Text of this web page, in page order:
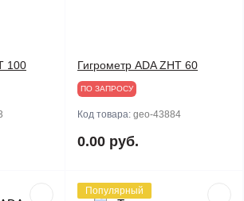
100 Гигрометр ADA ZHT 60
ПО ЗАПРОСУ
Код товара: geo-43884
0.00 руб.
Популярный